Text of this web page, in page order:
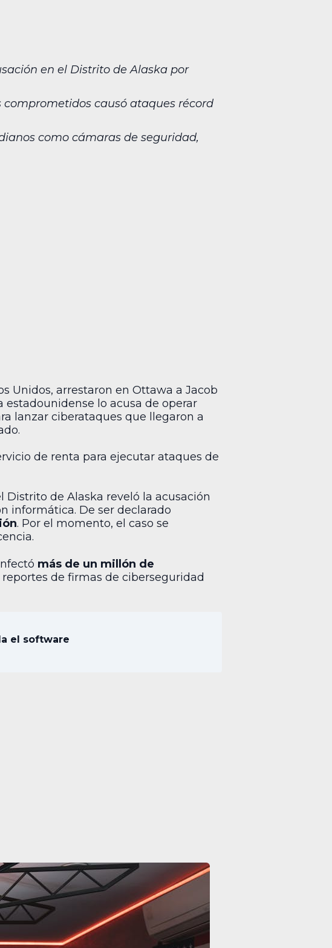
en el Distrito de Alaska por
causó ataques récord
como cámaras de seguridad,
Unidos, arrestaron en Ottawa a Jacob
estadounidense lo acusa de operar
lanzar ciberataques que llegaron a
de renta para ejecutar ataques de
Distrito de Alaska reveló la acusación
informática. De ser declarado
. Por el momento, el caso se
más de un millón de
de firmas de ciberseguridad
el software